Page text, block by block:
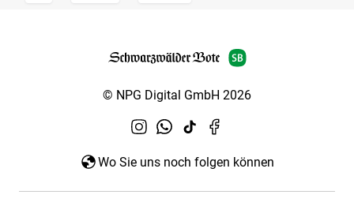
© NPG Digital GmbH 2026
Wo Sie uns noch folgen können